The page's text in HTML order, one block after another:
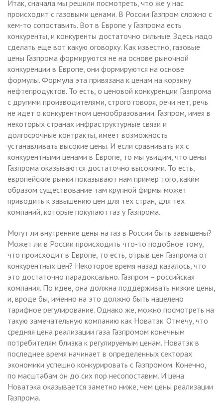
Итак, сначала мы решили посмотреть, что же у нас
происходит с газовыми ценами. В России Газпром сложно с
кем-то сопоставить. Вот в Европе у Газпрома есть
конкуренты, и конкуренты достаточно сильные. Здесь надо
сделать еще вот какую оговорку. Как известно, газовые
цены Газпрома формируются не на основе рыночной
конкуренции в Европе, они формируются на основе
формулы. Формула эта привязана к ценам на корзину
нефтепродуктов. То есть, о ценовой конкуренции Газпрома
с другими производителями, строго говоря, речи нет, речь
не идет о конкурентном ценообразовании. Газпром, имея в
некоторых странах инфраструктурные связи и
долгосрочные контракты, имеет возможность
устанавливать высокие цены. И если сравнивать их с
конкурентными ценами в Европе, то мы увидим, что цены
Газпрома оказываются достаточно высокими. То есть,
европейские рынки показывают нам пример того, каким
образом существование там крупной фирмы может
приводить к завышению цен для тех стран, для тех
компаний, которые покупают газ у Газпрома.
Могут ли внутренние цены на газ в России быть завышены?
Может ли в России происходить что-то подобное тому,
что происходит в Европе, то есть, отрыв цен Газпрома от
конкурентных цен? Некоторое время назад казалось, что
это достаточно парадоксально. Газпром – российская
компания. По идее, она должна поддерживать низкие цены,
и, вроде бы, именно на это должно быть нацелено
тарифное регулирование. Однако же, можно посмотреть на
такую замечательную компанию как Новатэк. Отмечу, что
средняя цена реализации газа Газпромом конечным
потребителям близка к регулируемым ценам. Новатэк в
последнее время начинает в определенных секторах
экономики успешно конкурировать с Газпромом. Конечно,
по масштабам он до сих пор несопоставим. И цена
Новатэка оказывается заметно ниже, чем цены реализации
Газпрома.